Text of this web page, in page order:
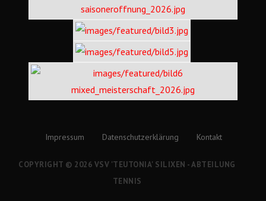
Impressum Datenschutzerklärung Kontakt
COPYRIGHT © 2026 VSV 'TEUTONIA' SILIXEN - ABTEILUNG
TENNIS